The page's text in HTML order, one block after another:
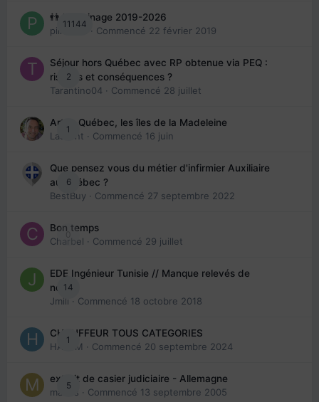
11144
👬 Parrainage 2019-2026
piinoush · Commencé 22 février 2019
2
Séjour hors Québec avec RP obtenue via PEQ :
risques et conséquences ?
Tarantino04 · Commencé 28 juillet
1
Arte : Québec, les îles de la Madeleine
Laurent · Commencé 16 juin
6
Que pensez vous du métier d'infirmier Auxiliaire
au Québec ?
BestBuy · Commencé 27 septembre 2022
0
Bon temps
Charbel · Commencé 29 juillet
14
EDE Ingénieur Tunisie // Manque relevés de
note
Jmili · Commencé 18 octobre 2018
1
CHAUFFEUR TOUS CATEGORIES
HAZEM · Commencé 20 septembre 2024
5
extrait de casier judiciaire - Allemagne
maries · Commencé 13 septembre 2005